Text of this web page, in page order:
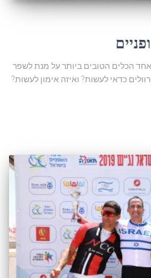
אחד הכלים הטובים ביותר על מנת לשפר
כדאי לעשות? ואיזה אימון לעשות?